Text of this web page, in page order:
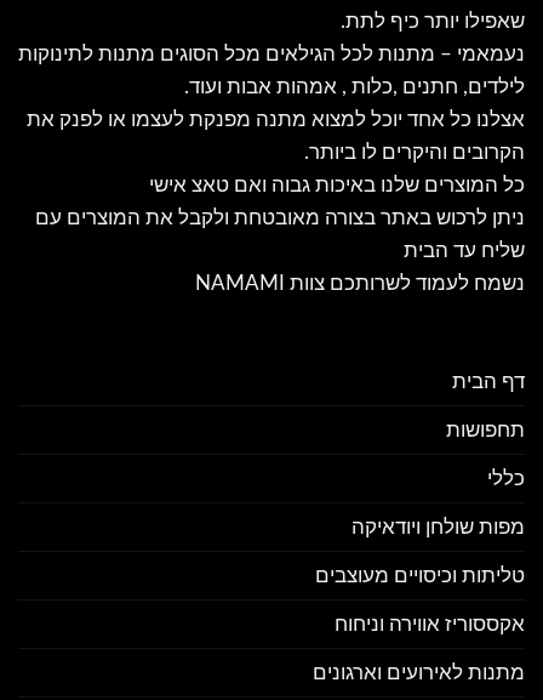
שאפילו יותר כיף לתת.
נעמאמי – מתנות לכל הגילאים מכל הסוגים מתנות לתינוקות
לילדים, חתנים ,כלות , אמהות אבות ועוד.
אצלנו כל אחד יוכל למצוא מתנה מפנקת לעצמו או לפנק את
הקרובים והיקרים לו ביותר.
כל המוצרים שלנו באיכות גבוה ואם טאצ אישי
ניתן לרכוש באתר בצורה מאובטחת ולקבל את המוצרים עם
שליח עד הבית
נשמח לעמוד לשרותכם צוות NAMAMI
דף הבית
תחפושות
כללי
מפות שולחן ויודאיקה
טליתות וכיסויים מעוצבים
אקססוריז אווירה וניחוח
מתנות לאירועים וארגונים